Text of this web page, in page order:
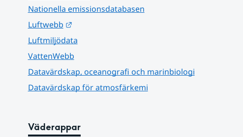
Nationella emissionsdatabasen
Luftwebb
Länk till annan webbplats.
Luftmiljödata
VattenWebb
Datavärdskap, oceanografi och marinbiologi
Datavärdskap för atmosfärkemi
Väderappar